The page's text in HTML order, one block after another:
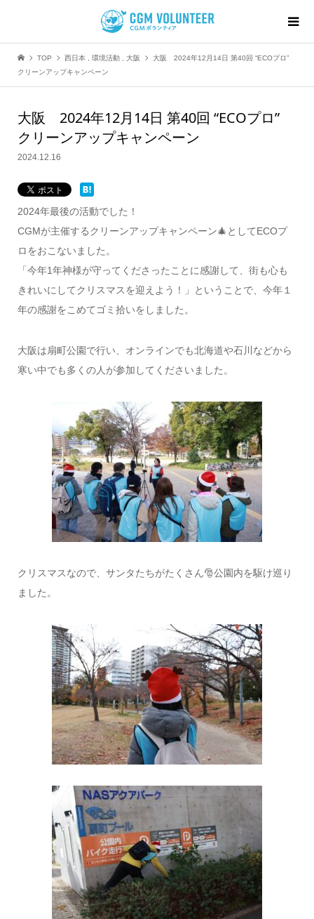
TOP 西日本 環境活動 大阪
大阪 2024年12月14日 第40回 “ECOプロ”
クリーンアップキャンペーン
大阪 2024年12月14日 第40回 “ECOプロ”
クリーンアップキャンペーン
2024.12.16
2024年最後の活動でした！
CGMが主催するクリーンアップキャンペーン🎄としてECOプ
ロをおこないました。
「今年1年神様が守ってくださったことに感謝して、街も心も
きれいにしてクリスマスを迎えよう！」ということで、今年１
年の感謝をこめてゴミ拾いをしました。
大阪は扇町公園で行い、オンラインでも北海道や石川などから
寒い中でも多くの人が参加してくださいました。
クリスマスなので、サンタたちがたくさん🎅公園内を駆け巡り
ました。